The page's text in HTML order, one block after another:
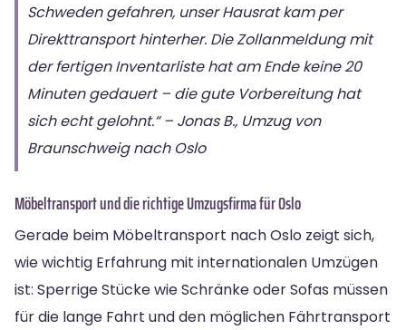
Schweden gefahren, unser Hausrat kam per
Direkttransport hinterher. Die Zollanmeldung mit
der fertigen Inventarliste hat am Ende keine 20
Minuten gedauert – die gute Vorbereitung hat
sich echt gelohnt.“ – Jonas B., Umzug von
Braunschweig nach Oslo
Möbeltransport und die richtige Umzugsfirma für Oslo
Gerade beim Möbeltransport nach Oslo zeigt sich,
wie wichtig Erfahrung mit internationalen Umzügen
ist: Sperrige Stücke wie Schränke oder Sofas müssen
für die lange Fahrt und den möglichen Fährtransport